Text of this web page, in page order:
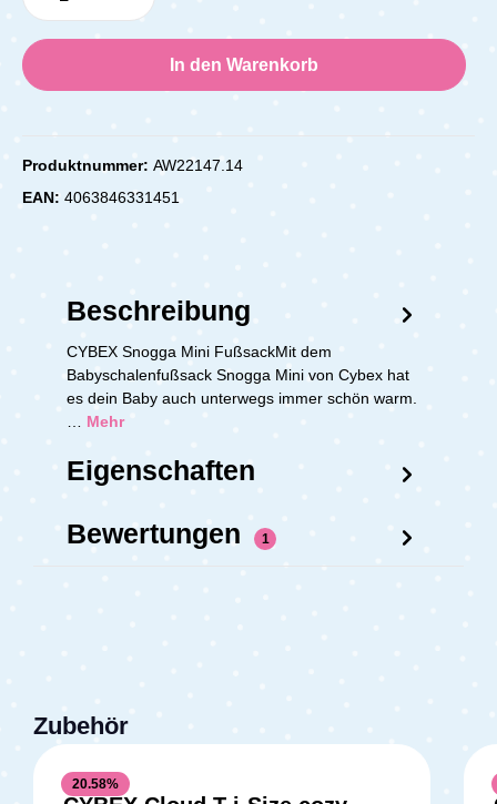
In den Warenkorb
Produktnummer: AW22147.14
EAN: 4063846331451
Beschreibung
CYBEX Snogga Mini FußsackMit dem
Babyschalenfußsack Snogga Mini von Cybex hat
es dein Baby auch unterwegs immer schön warm.
Mehr
Eigenschaften
Bewertungen 1
Zubehör
20.58%